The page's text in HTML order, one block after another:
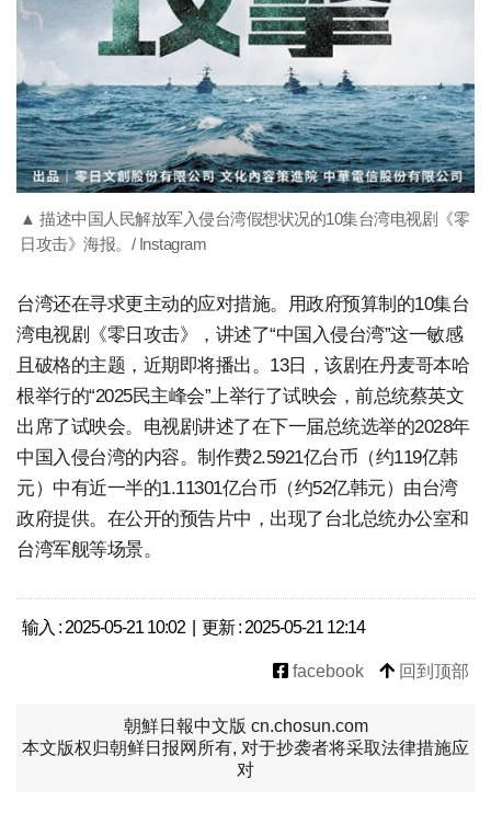
▲ 描述中国人民解放军入侵台湾假想状况的10集台湾电视剧《零
日攻击》海报。/ Instagram
台湾还在寻求更主动的应对措施。用政府预算制的10集台
湾电视剧《零日攻击》，讲述了“中国入侵台湾”这一敏感
且破格的主题，近期即将播出。13日，该剧在丹麦哥本哈
根举行的“2025民主峰会”上举行了试映会，前总统蔡英文
出席了试映会。电视剧讲述了在下一届总统选举的2028年
中国入侵台湾的内容。制作费2.5921亿台币（约119亿韩
元）中有近一半的1.11301亿台币（约52亿韩元）由台湾
政府提供。在公开的预告片中，出现了台北总统办公室和
台湾军舰等场景。
输入 : 2025-05-21 10:02 | 更新 : 2025-05-21 12:14
facebook 回到顶部
朝鮮日報中文版 cn.chosun.com
本文版权归朝鲜日报网所有, 对于抄袭者将采取法律措施应
对